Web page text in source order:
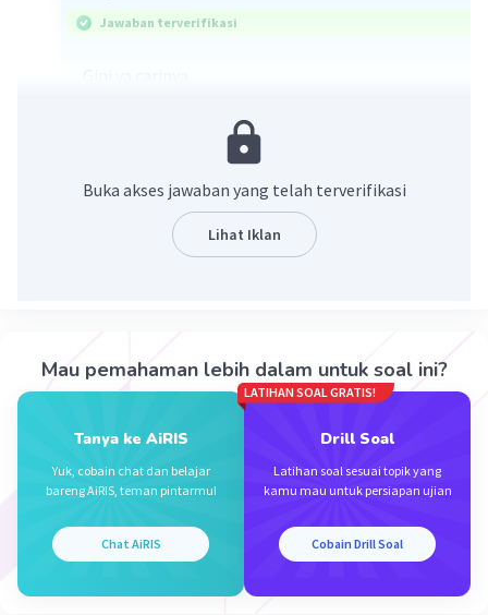
Jawaban terverifikasi
Buka akses jawaban yang telah terverifikasi
Lihat Iklan
Mau pemahaman lebih dalam untuk soal ini?
Tanya ke AiRIS
Yuk, cobain chat dan belajar
bareng AiRIS, teman pintarmu!
Chat AiRIS
LATIHAN SOAL GRATIS!
Drill Soal
Latihan soal sesuai topik yang
kamu mau untuk persiapan ujian
Cobain Drill Soal